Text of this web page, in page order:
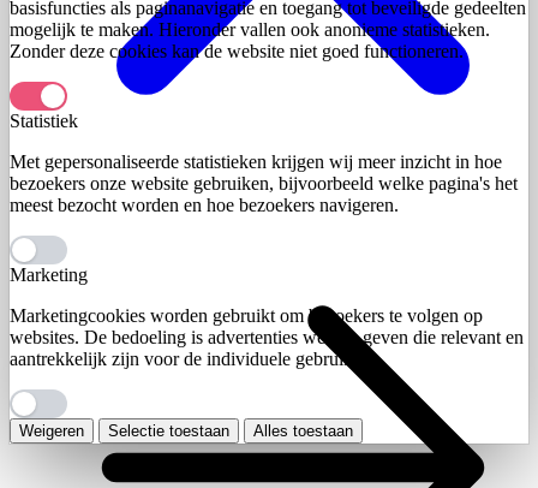
basisfuncties als paginanavigatie en toegang tot beveiligde gedeelten
mogelijk te maken. Hieronder vallen ook anonieme statistieken.
Zonder deze cookies kan de website niet goed functioneren.
Statistiek
Met gepersonaliseerde statistieken krijgen wij meer inzicht in hoe
bezoekers onze website gebruiken, bijvoorbeeld welke pagina's het
meest bezocht worden en hoe bezoekers navigeren.
Marketing
Marketingcookies worden gebruikt om bezoekers te volgen op
websites. De bedoeling is advertenties weer te geven die relevant en
aantrekkelijk zijn voor de individuele gebruiker.
Weigeren Selectie toestaan Alles toestaan